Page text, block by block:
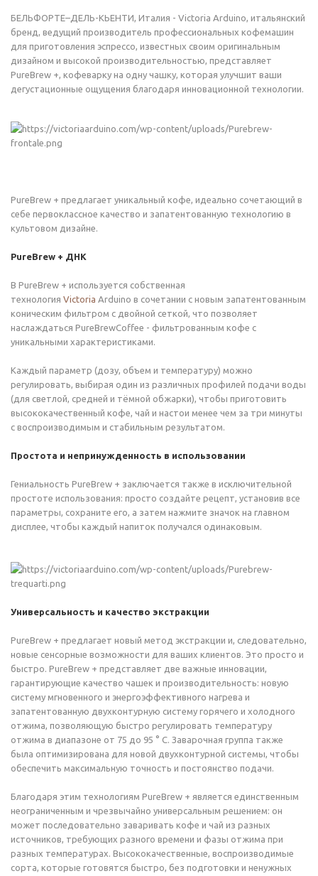
БЕЛЬФОРТЕ–ДЕЛЬ-КЬЕНТИ, Италия - Victoria Arduino, итальянский
бренд, ведущий производитель профессиональных кофемашин
для приготовления эспрессо, известных своим оригинальным
дизайном и высокой производительностью, представляет
PureBrew +, кофеварку на одну чашку, которая улучшит ваши
дегустационные ощущения благодаря инновационной технологии.
PureBrew + предлагает уникальный кофе, идеально сочетающий в
себе первоклассное качество и запатентованную технологию в
культовом дизайне.
PureBrew + ДНК
В PureBrew + используется собственная
технология Victoria Arduino в сочетании с новым запатентованным
коническим фильтром с двойной сеткой, что позволяет
наслаждаться PureBrewCoffee - фильтрованным кофе с
уникальными характеристиками.
Каждый параметр (дозу, объем и температуру) можно
регулировать, выбирая один из различных профилей подачи воды
(для светлой, средней и тёмной обжарки), чтобы приготовить
высококачественный кофе, чай и настои менее чем за три минуты
с воспроизводимым и стабильным результатом.
Простота и непринужденность в использовании
Гениальность PureBrew + заключается также в исключительной
простоте использования: просто создайте рецепт, установив все
параметры, сохраните его, а затем нажмите значок на главном
дисплее, чтобы каждый напиток получался одинаковым.
Универсальность и качество экстракции
PureBrew + предлагает новый метод экстракции и, следовательно,
новые сенсорные возможности для ваших клиентов. Это просто и
быстро. PureBrew + представляет две важные инновации,
гарантирующие качество чашек и производительность: новую
систему мгновенного и энергоэффективного нагрева и
запатентованную двухконтурную систему горячего и холодного
отжима, позволяющую быстро регулировать температуру
отжима в диапазоне от 75 до 95 ° C. Заварочная группа также
была оптимизирована для новой двухконтурной системы, чтобы
обеспечить максимальную точность и постоянство подачи.
Благодаря этим технологиям PureBrew + является единственным
неограниченным и чрезвычайно универсальным решением: он
может последовательно заваривать кофе и чай из разных
источников, требующих разного времени и фазы отжима при
разных температурах. Высококачественные, воспроизводимые
сорта, которые готовятся быстро, без подготовки и ненужных